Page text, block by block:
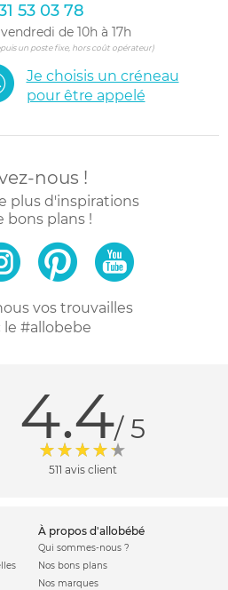
53 03 78
de 10h à 17h
un poste fixe, hors coût opérateur)
Je choisis un créneau
pour être appelé
nous !
plus d'inspirations
bons plans !
vos trouvailles
le #allobebe
4.4/ 5
511 avis client
à propos d'allobébé
Qui sommes-nous ?
Nos bons plans
Nos marques